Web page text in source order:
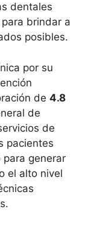
dentales
brindar a
posibles.
por su
de 4.8
de
de
pacientes
generar
el alto nivel